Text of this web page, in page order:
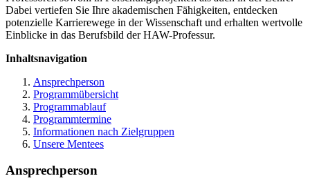
Dabei vertiefen Sie Ihre akademischen Fähigkeiten, entdecken
potenzielle Karrierewege in der Wissenschaft und erhalten wertvolle
Einblicke in das Berufsbild der HAW-Professur.
Inhaltsnavigation
Ansprechperson
Programmübersicht
Programmablauf
Programmtermine
Informationen nach Zielgruppen
Unsere Mentees
Ansprechperson